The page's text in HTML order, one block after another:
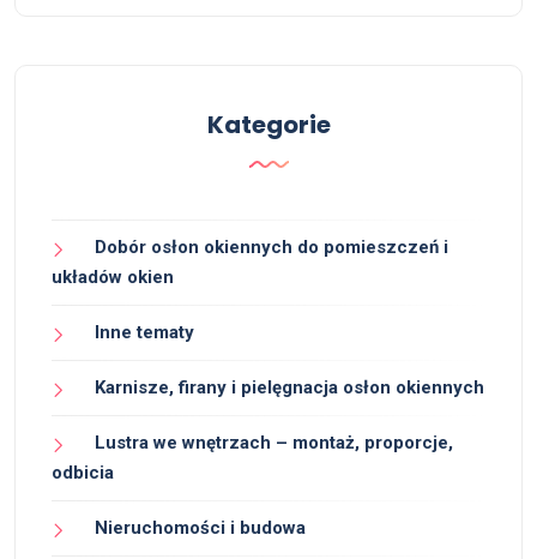
Kategorie
Dobór osłon okiennych do pomieszczeń i
układów okien
Inne tematy
Karnisze, firany i pielęgnacja osłon okiennych
Lustra we wnętrzach – montaż, proporcje,
odbicia
Nieruchomości i budowa